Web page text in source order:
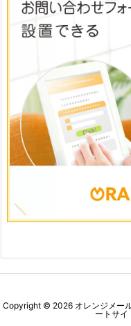
Copyright © 2026 オレンジメー
ートサイ